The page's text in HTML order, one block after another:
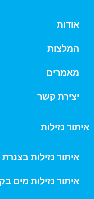
אודות
המלצות
מאמרים
יצירת קשר
איתור נזילות
איתור נזילות
איתור נזילות מים